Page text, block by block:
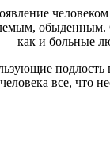
обыденным.
как и больные
подлость
все, что